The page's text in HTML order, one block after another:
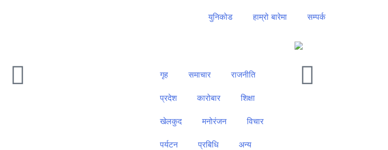
युनिकोड हाम्रो बारेमा सम्पर्क
गृह समाचार राजनीति
प्रदेश कारोबार शिक्षा
खेलकुद मनोरंजन विचार
पर्यटन प्रबिधि अन्य